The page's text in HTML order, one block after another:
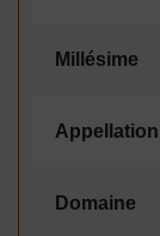
Millésime
Appellation
Domaine